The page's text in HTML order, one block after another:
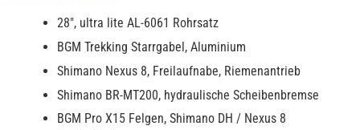
28″, ultra lite AL-6061 Rohrsatz
BGM Trekking Starrgabel, Aluminium
Shimano Nexus 8, Freilaufnabe, Riemenantrieb
Shimano BR-MT200, hydraulische Scheibenbremse
BGM Pro X15 Felgen, Shimano DH / Nexus 8